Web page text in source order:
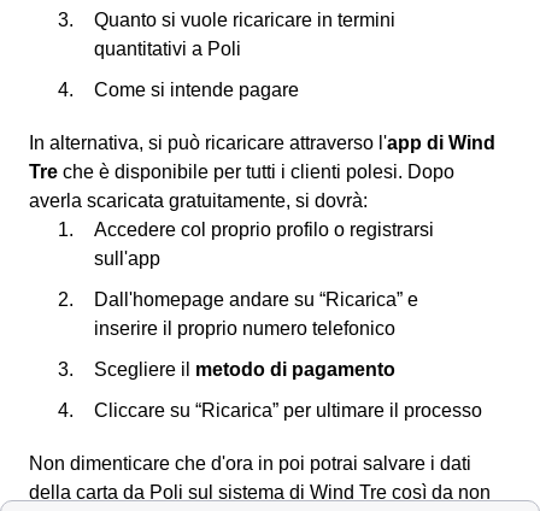
Quanto si vuole ricaricare in termini
quantitativi a Poli
Come si intende pagare
In alternativa, si può ricaricare attraverso l'app di Wind
Tre che è disponibile per tutti i clienti polesi. Dopo
averla scaricata gratuitamente, si dovrà:
Accedere col proprio profilo o registrarsi
sull'app
Dall'homepage andare su “Ricarica” e
inserire il proprio numero telefonico
Scegliere il metodo di pagamento
Cliccare su “Ricarica” per ultimare il processo
Non dimenticare che d'ora in poi potrai salvare i dati
della carta da Poli sul sistema di Wind Tre così da non